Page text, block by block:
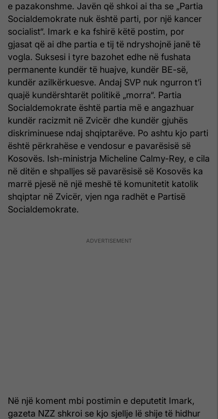
e pazakonshme. Javën që shkoi ai tha se „Partia
Socialdemokrate nuk është parti, por një kancer
socialist“. Imark e ka fshirë këtë postim, por
gjasat që ai dhe partia e tij të ndryshojnë janë të
vogla. Suksesi i tyre bazohet edhe në fushata
permanente kundër të huajve, kundër BE-së,
kundër azilkërkuesve. Andaj SVP nuk ngurron t’i
quajë kundërshtarët politikë „morra“. Partia
Socialdemokrate është partia më e angazhuar
kundër racizmit në Zvicër dhe kundër gjuhës
diskriminuese ndaj shqiptarëve. Po ashtu kjo parti
është përkrahëse e vendosur e pavarësisë së
Kosovës. Ish-ministrja Micheline Calmy-Rey, e cila
në ditën e shpalljes së pavarësisë së Kosovës ka
marrë pjesë në një meshë të komunitetit katolik
shqiptar në Zvicër, vjen nga radhët e Partisë
Socialdemokrate.
Në një koment mbi postimin e deputetit Imark,
gazeta NZZ shkroi se kjo sjellje lë shije të hidhur